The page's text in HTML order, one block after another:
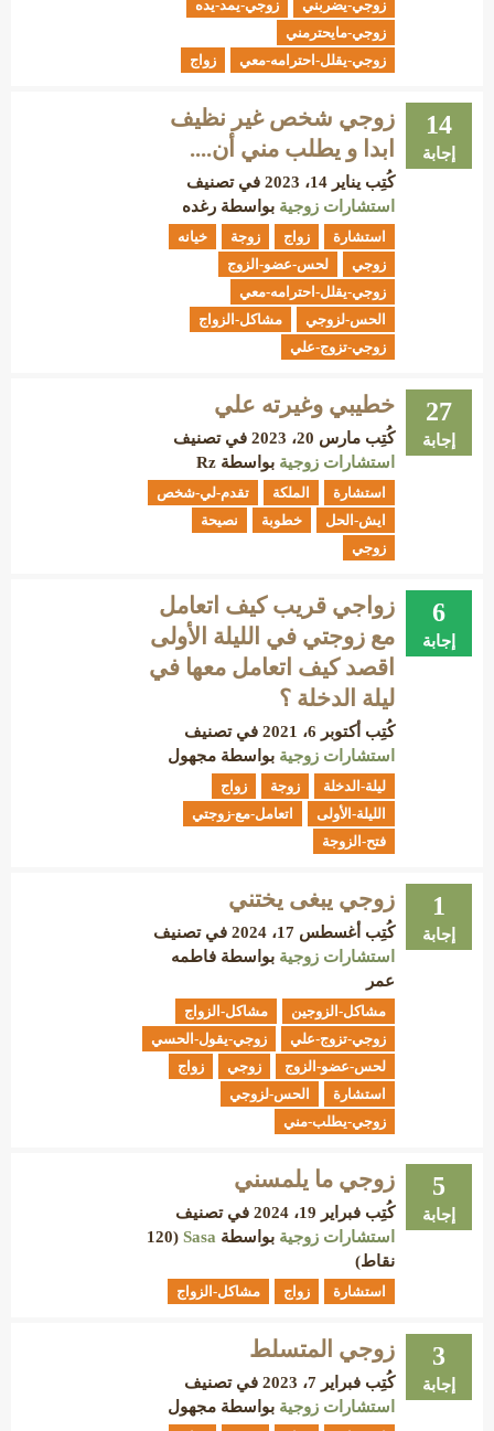
زوجي-يضربني
زوجي-يمد-يده
زوجي-مايحترمني
زوجي-يقلل-احترامه-معي
زواج
14
إجابة
زوجي شخص غير نظيف
ابدا و يطلب مني أن....
كُتِب يناير 14، 2023
في تصنيف
استشارات زوجية بواسطة رغده
استشارة زواج زوجة
خيانه
زوجي
لحس-عضو-الزوج
زوجي-يقلل-احترامه-معي
الحس-لزوجي
مشاكل-الزواج
زوجي-تزوج-علي
27
إجابة
خطيبي وغيرته علي
كُتِب مارس 20، 2023
في تصنيف
استشارات زوجية بواسطة Rz
استشارة الملكة
تقدم-لي-شخص
ايش-الحل
خطوبة
نصيحة
زوجي
6
إجابة
زواجي قريب كيف اتعامل
مع زوجتي في الليلة الأولى
اقصد كيف اتعامل معها في
ليلة الدخلة ؟
كُتِب أكتوبر 6، 2021
في تصنيف
استشارات زوجية بواسطة مجهول
ليلة-الدخلة زوجة
زواج
الليلة-الأولى
اتعامل-مع-زوجتي
فتح-الزوجة
1
إجابة
زوجي يبغى يختني
كُتِب أغسطس 17، 2024
في تصنيف
استشارات زوجية بواسطة فاطمه
عمر
مشاكل-الزوجين
مشاكل-الزواج
زوجي-تزوج-علي
زوجي-يقول-الحسي
لحس-عضو-الزوج
زوجي
زواج
استشارة
الحس-لزوجي
زوجي-يطلب-مني
5
إجابة
زوجي ما يلمسني
كُتِب فبراير 19، 2024
في تصنيف
استشارات زوجية بواسطة Sasa
(
120
نقاط)
استشارة زواج مشاكل-الزواج
3
إجابة
زوجي المتسلط
كُتِب فبراير 7، 2023
في تصنيف
استشارات زوجية بواسطة مجهول